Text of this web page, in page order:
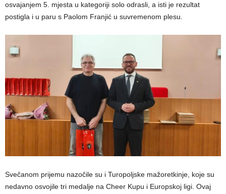
osvajanjem 5. mjesta u kategoriji solo odrasli, a isti je rezultat
postigla i u paru s Paolom Franjić u suvremenom plesu.
Svečanom prijemu nazočile su i Turopoljske mažoretkinje, koje su
nedavno osvojile tri medalje na Cheer Kupu i Europskoj ligi. Ovaj